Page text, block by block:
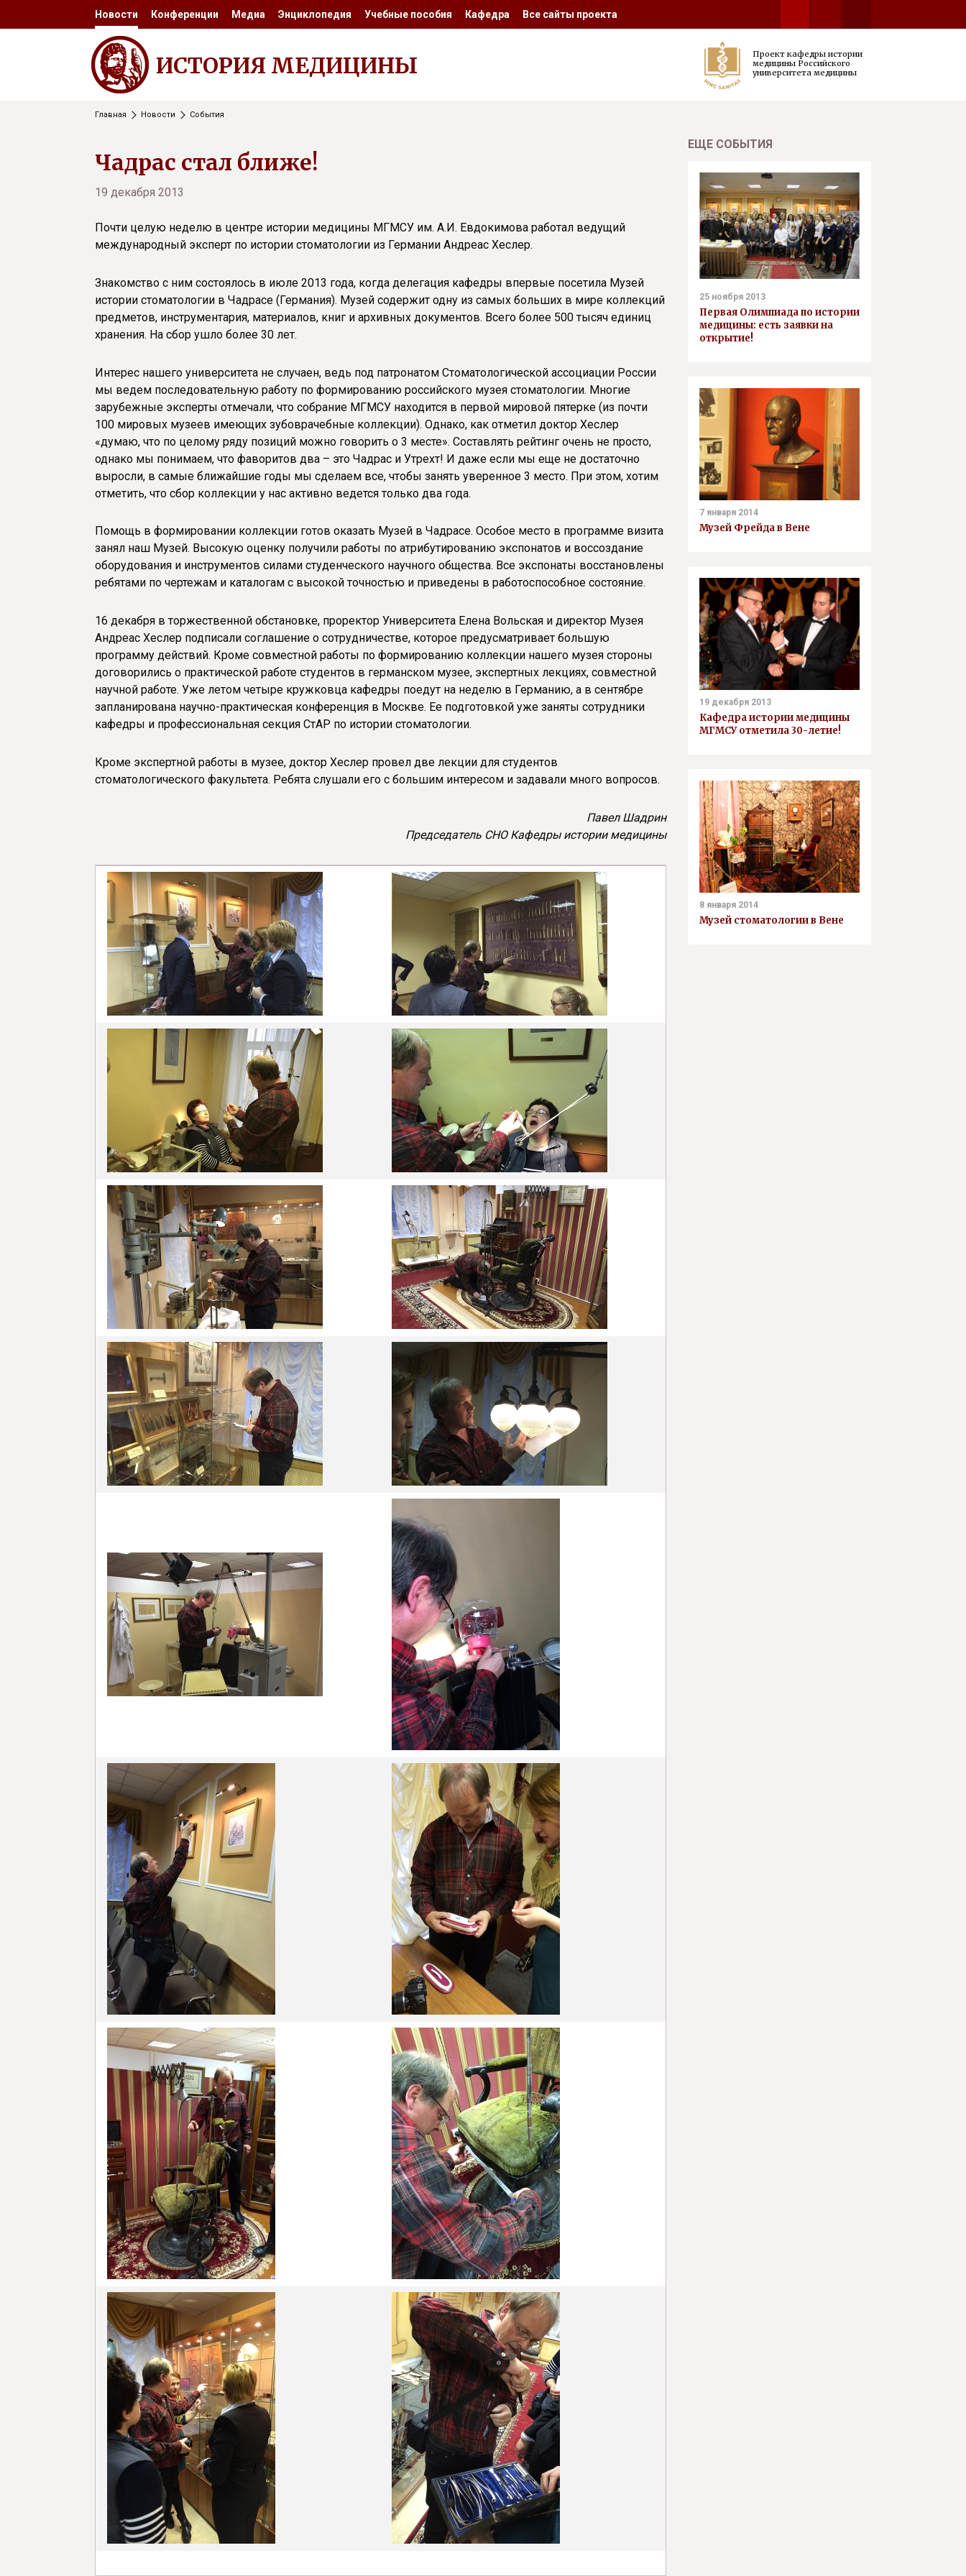
Новости Конференции Медиа Энциклопедия Учебные пособия Кафедра Все сайты проекта
ИСТОРИЯ МЕДИЦИНЫ
Проект кафедры истории
медицины Российского
университета медицины
Главная Новости События
Чадрас стал ближе!
19 декабря 2013
Почти целую неделю в центре истории медицины МГМСУ им. А.И. Евдокимова работал ведущий
международный эксперт по истории стоматологии из Германии Андреас Хеслер.
Знакомство с ним состоялось в июле 2013 года, когда делегация кафедры впервые посетила Музей
истории стоматологии в Чадрасе (Германия). Музей содержит одну из самых больших в мире коллекций
предметов, инструментария, материалов, книг и архивных документов. Всего более 500 тысяч единиц
хранения. На сбор ушло более 30 лет.
Интерес нашего университета не случаен, ведь под патронатом Стоматологической ассоциации России
мы ведем последовательную работу по формированию российского музея стоматологии. Многие
зарубежные эксперты отмечали, что собрание МГМСУ находится в первой мировой пятерке (из почти
100 мировых музеев имеющих зубоврачебные коллекции). Однако, как отметил доктор Хеслер
«думаю, что по целому ряду позиций можно говорить о 3 месте». Составлять рейтинг очень не просто,
однако мы понимаем, что фаворитов два – это Чадрас и Утрехт! И даже если мы еще не достаточно
выросли, в самые ближайшие годы мы сделаем все, чтобы занять уверенное 3 место. При этом, хотим
отметить, что сбор коллекции у нас активно ведется только два года.
Помощь в формировании коллекции готов оказать Музей в Чадрасе. Особое место в программе визита
занял наш Музей. Высокую оценку получили работы по атрибутированию экспонатов и воссоздание
оборудования и инструментов силами студенческого научного общества. Все экспонаты восстановлены
ребятами по чертежам и каталогам с высокой точностью и приведены в работоспособное состояние.
16 декабря в торжественной обстановке, проректор Университета Елена Вольская и директор Музея
Андреас Хеслер подписали соглашение о сотрудничестве, которое предусматривает большую
программу действий. Кроме совместной работы по формированию коллекции нашего музея стороны
договорились о практической работе студентов в германском музее, экспертных лекциях, совместной
научной работе. Уже летом четыре кружковца кафедры поедут на неделю в Германию, а в сентябре
запланирована научно-практическая конференция в Москве. Ее подготовкой уже заняты сотрудники
кафедры и профессиональная секция СтАР по истории стоматологии.
Кроме экспертной работы в музее, доктор Хеслер провел две лекции для студентов
стоматологического факультета. Ребята слушали его с большим интересом и задавали много вопросов.
Павел Шадрин
Председатель СНО Кафедры истории медицины
ЕЩЕ СОБЫТИЯ
25 ноября 2013
Первая Олимпиада по истории
медицины: есть заявки на
открытие!
7 января 2014
Музей Фрейда в Вене
19 декабря 2013
Кафедра истории медицины
МГМСУ отметила 30-летие!
8 января 2014
Музей стоматологии в Вене